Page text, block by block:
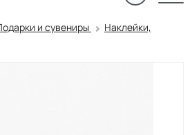
и сувениры
Наклейки,